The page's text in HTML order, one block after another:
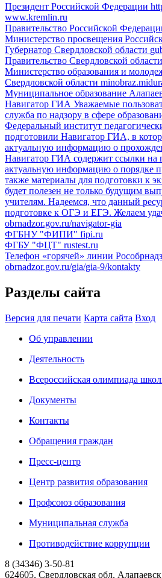
Президент Российской Федерации
www.kremlin.ru
Правительство Российской
Министерство просвещения
Губернатор Свердловской области
Правительство Свердловской области
Министерство образования и
Свердловской области
Муниципальное образование
Навигатор ГИА Уважаемые
служба по надзору в сфере
Федеральный институт
подготовили Навигатор ГИА, в
актуальную информацию о
Навигатор ГИА содержит ссылки на
актуальную информацию о порядке
также материалы для подготовки к
будет полезен не только будущим
учителям. Надеемся, что данный
подготовке к ОГЭ и ЕГЭ. Желаем
obrnadzor.gov.ru/navigator-gia
ФГБНУ "ФИПИ" fipi.ru
ФГБУ "ФЦТ" rustest.ru
Телефон «горячей» линии
obrnadzor.gov.ru/gia/gia-9/kontakty
Разделы сайта
Версия для печати Карта сайта Вход
Об управлении
Деятельность
Всероссийская олимпиада
Документы
Контакты
Обращения граждан
Пресс-центр
Центр развития образования
Профсоюз образования
Муниципальная служба
Противодействие коррупции
8 (34346) 3-50-81
624605, Свердловская обл,